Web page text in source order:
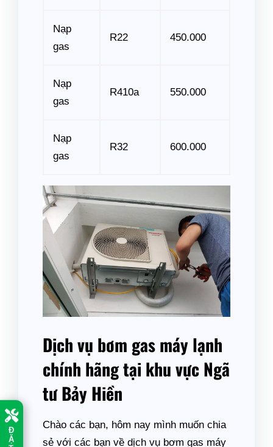
Đ
Ặ
Nạp
gas
R22 450.000
Nạp
gas
R410a 550.000
Nạp
gas
R32 600.000
Dịch vụ bơm gas máy lạnh
chính hãng tại khu vực Ngã
tư Bảy Hiền
Chào các bạn, hôm nay mình muốn chia
sẻ với các bạn về dịch vụ bơm gas máy